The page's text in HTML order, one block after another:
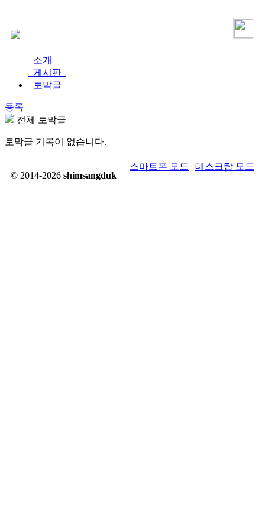
소개
게시판
토막글
등록
전체 토막글
토막글 기록이 없습니다.
© 2014-2026 shimsangduk
스마트폰 모드 | 데스크탑 모드